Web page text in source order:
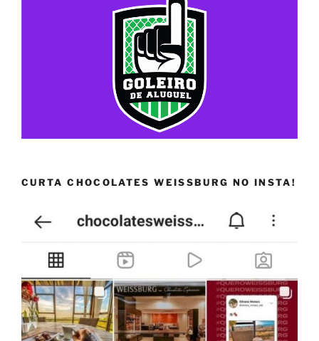
CURTA CHOCOLATES WEISSBURG NO INSTA!